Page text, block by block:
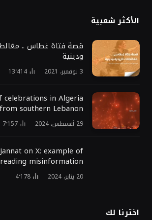
الأكثر شعبية
قصة فتاة غطاس ..
ودينية
3 نوفمبر، 2021 13٬414
celebrations in Algeria
southern Lebanon
29 أغسطس، 2024 7٬157
on X: example of
misinformation
20 يناير، 2024 4٬178
اخترنا لك